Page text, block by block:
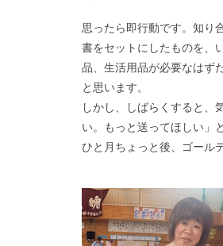
思ったら即行動です。知り
書をセットにしたものを、
品、生活用品が必要なはず
と思います。
しかし、しばらくすると、
い。もっと送ってほしい」
ひと月ちょっと後、ゴール